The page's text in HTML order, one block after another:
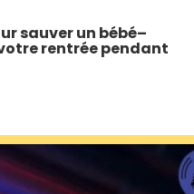
sauver un bébé–
rentrée pendant